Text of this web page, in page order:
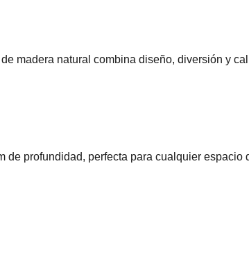
madera natural combina diseño, diversión y
de profundidad, perfecta para cualquier espacio